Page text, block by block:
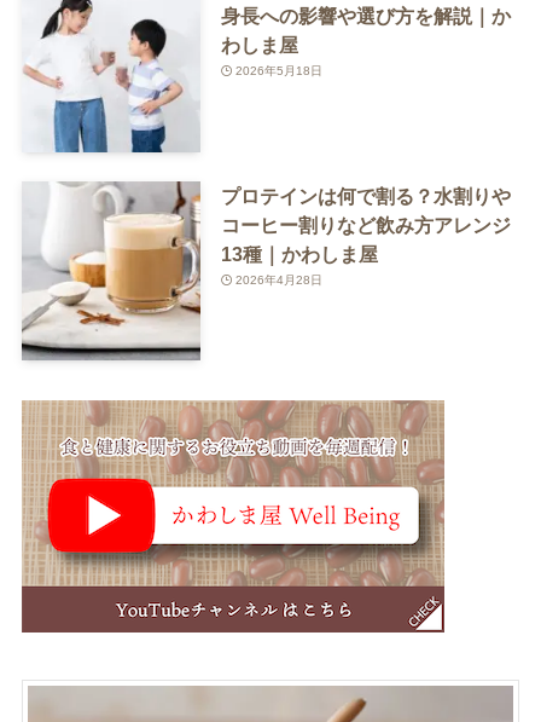
身長への影響や選び方を解説｜か
わしま屋
2026年5月18日
プロテインは何で割る？水割りや
コーヒー割りなど飲み方アレンジ
13種｜かわしま屋
2026年4月28日